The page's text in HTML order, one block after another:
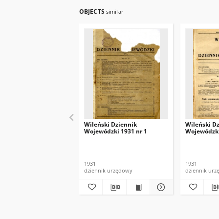
OBJECTS similar
Wileński Dziennik
Wojewódzki 1931 nr 1
1931
dziennik urzędowy
Wileński
1931
dziennik